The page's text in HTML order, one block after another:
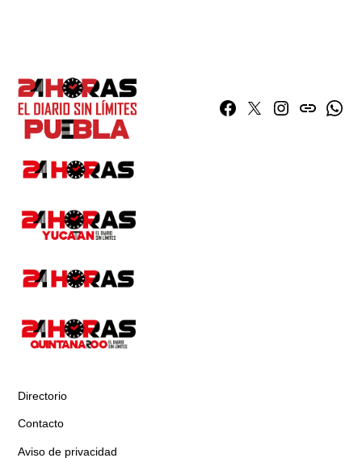
Facebook
TwitterInstagram
issuu
Directorio
Contacto
Aviso de privacidad